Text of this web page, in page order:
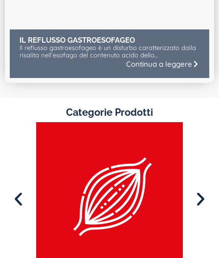
IL REFLUSSO GASTROESOFAGEO
Il reflusso gastroesofageo è un disturbo caratterizzato dalla
risalita nell’esofago del contenuto acido dello...
Continua a leggere
Categorie Prodotti